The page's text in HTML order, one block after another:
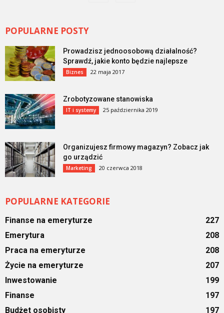
POPULARNE POSTY
Prowadzisz jednoosobową działalność?
Sprawdź, jakie konto będzie najlepsze
Biznes 22 maja 2017
Zrobotyzowane stanowiska
IT i systemy 25 października 2019
Organizujesz firmowy magazyn? Zobacz jak
go urządzić
Marketing 20 czerwca 2018
POPULARNE KATEGORIE
Finanse na emeryturze
227
Emerytura
208
Praca na emeryturze
208
Życie na emeryturze
207
Inwestowanie
199
Finanse
197
Budżet osobisty
197